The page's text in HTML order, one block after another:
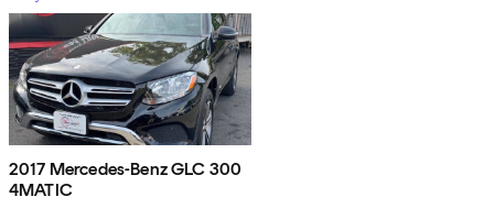
2017 Mercedes-Benz GLC 300
4MATIC